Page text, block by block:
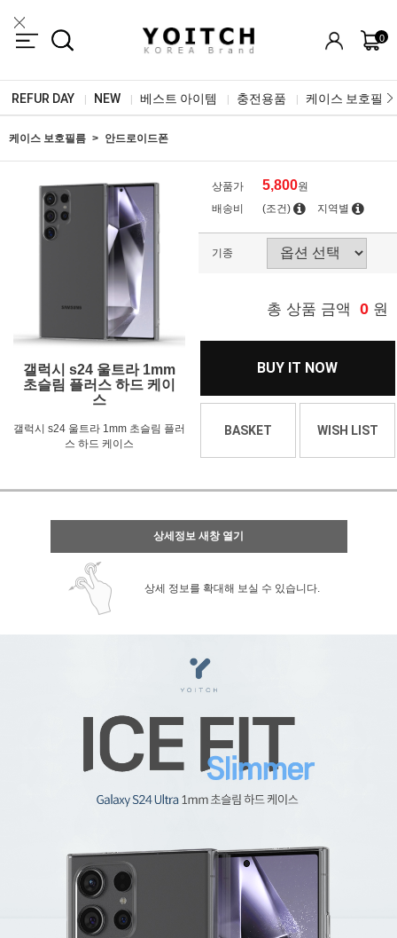
0
REFUR DAY NEW 베스트 아이템 충전용품 케이스 보호필름
케이스 보호필름 안드로이드폰
갤럭시 s24 울트라 1mm
초슬림 플러스 하드 케이
스
갤럭시 s24 울트라 1mm 초슬림 플러
스 하드 케이스
상품가 5,800원
배송비
(조건) 지역별
기종
총 상품 금액 0 원
BUY IT NOW
BASKET WISH LIST
상세정보 새창 열기
상세 정보를 확대해 보실 수 있습니다.